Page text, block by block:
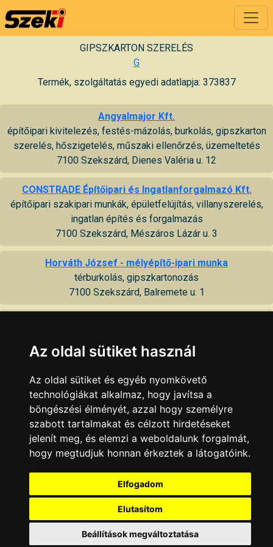
GIPSZKARTON SZERELÉS
G
Termék, szolgáltatás egyedi adatlapja: 373837
Angyalmajor Kft.
építőipari kivitelezés, festés-mázolás, burkolás, gipszkarton
szerelés, hőszigetelés, műszaki ellenőrzés, üzemeltetés
7100 Szekszárd, Dienes Valéria u. 12
CONSTRADE Építőipari és Ingatlanforgalmazó Kft.
építőipari szakipari munkák, épületfelújítás, villanyszerelés,
ingatlan építés és forgalmazás
7100 Szekszárd, Mészáros Lázár u. 3
Horváth József - mélyépítő-ipari munka
térburkolás, gipszkartonozás
7100 Szekszárd, Balremete u. 1
burkolás, szigetelés, felújítási munkák
Stier és Kiss Bt.
gipszkartonozás, szobafestés, válaszfal, álmennyezet
7100 Szekszárd, Erkel Ferenc u. 8
KAPCSOLAT|HIRDETÉS
Az oldal sütiket használ
Az oldal sütiket és egyéb nyomkövető
technológiákat alkalmaz, hogy javítsa a
böngészési élményét, azzal hogy személyre
szabott tartalmakat és célzott hirdetéseket
jelenít meg, és elemzi a weboldalunk forgalmát,
hogy megtudjuk honnan érkeztek a látogatóink.
Elfogadom
Elutasítom
Beállítások megváltoztatása